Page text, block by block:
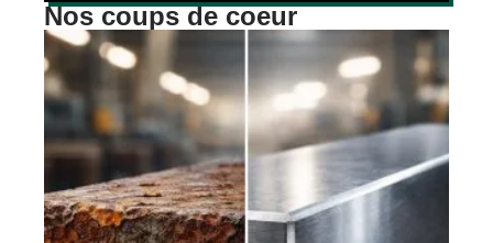
Nos coups de coeur